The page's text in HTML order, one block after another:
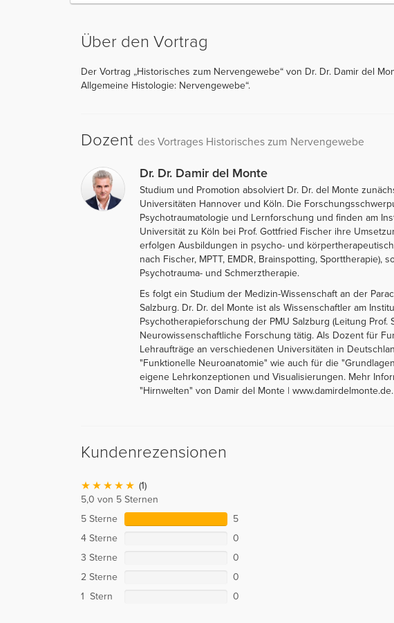
Über den Vortrag
Der Vortrag „Historisches zum Nervengewebe“ von Dr. Dr. Damir del
Allgemeine Histologie: Nervengewebe“.
Dozent des Vortrages Historisches zum Nervengewebe
Dr. Dr. Damir del Monte
Studium und Promotion absolviert Dr. Dr. del Monte
Universitäten Hannover und Köln. Die
Psychotraumatologie und Lernforschung und finden am
Universität zu Köln bei Prof. Gottfried Fischer ihre
erfolgen Ausbildungen in psycho- und
nach Fischer, MPTT, EMDR, Brainspotting, Sporttherapie),
Psychotrauma- und Schmerztherapie.
Es folgt ein Studium der Medizin-Wissenschaft an der
Salzburg. Dr. Dr. del Monte ist als Wissenschaftler am
Psychotherapieforschung der PMU Salzburg (Leitung Prof.
Neurowissenschaftliche Forschung tätig. Als Dozent für
Lehraufträge an verschiedenen Universitäten in
"Funktionelle Neuroanatomie" wie auch für die
eigene Lehrkonzeptionen und Visualisierungen. Mehr
"Hirnwelten" von Damir del Monte | www.damirdelmonte.de.
Kundenrezensionen
(1)
5,0 von 5 Sternen
5 Sterne
5
4 Sterne
0
3 Sterne
0
2 Sterne
0
1 Stern
0